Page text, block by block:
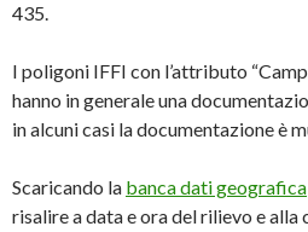
435.
I poligoni IFFI con l’attributo
hanno in generale una
in alcuni casi la documentazione è
Scaricando la banca dati geografica
risalire a data e ora del rilievo e alla